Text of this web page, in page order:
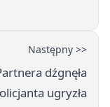
Następny >>
dźgnęła
ugryzła